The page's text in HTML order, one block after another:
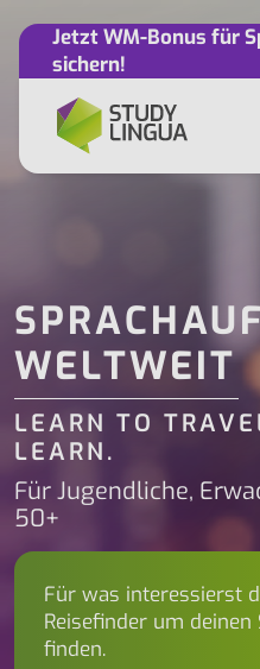
Jetzt WM-Bonus für
sichern!
WELTWEIT
LEARN TO
LEARN.
Für Jugendliche,
50+
Für was interessierst
Reisefinder um
finden.